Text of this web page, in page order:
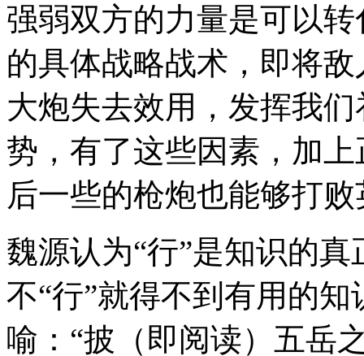
强弱双方的力量是可以
的具体战略战术，即将
大炮失去效用，发挥我
势，有了这些因素，加
后一些的枪炮也能够打
魏源认为“行”是知识的
不“行”就得不到有用的
喻：“披（即阅读）五岳